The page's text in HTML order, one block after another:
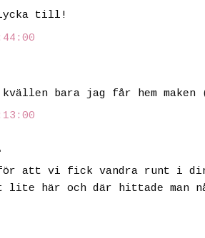
Lycka till!
bara jag får hem
för att vi fick vandra runt i
här och där hittade man